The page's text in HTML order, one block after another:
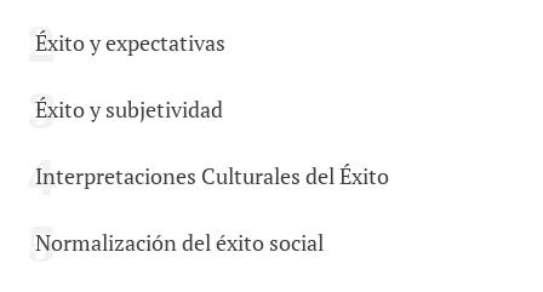
Éxito y expectativas
Éxito y subjetividad
Interpretaciones Culturales del Éxito
Normalización del éxito social